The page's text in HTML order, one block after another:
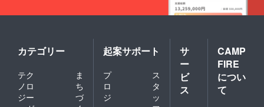
カテゴリー
テク
ノロ
ジー
ま
ち
づ
起案サポート
プ
ロ
ジ
ス
タ
ッ
サ
ー
ビ
ス
CAMP
FIRE
につい
て